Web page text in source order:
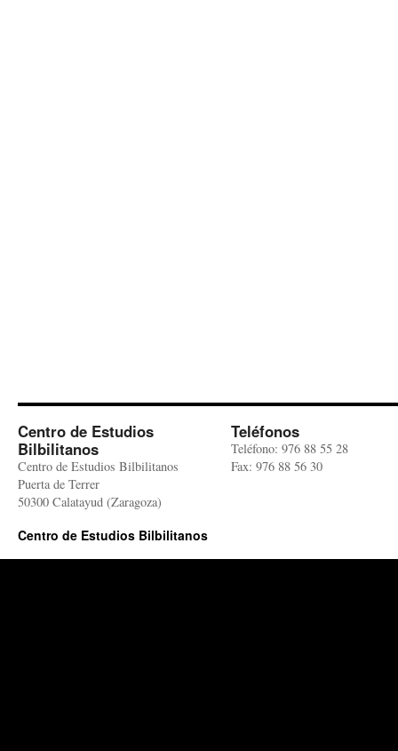
Centro de Estudios
Bilbilitanos
Centro de Estudios Bilbilitanos
Puerta de Terrer
50300 Calatayud (Zaragoza)
Teléfonos
Teléfono: 976 88 55 28
Fax: 976 88 56 30
Centro de Estudios Bilbilitanos